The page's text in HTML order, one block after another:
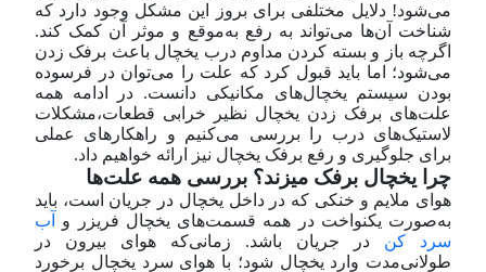
می‌شود! دلایل مختلفی برای بروز این مشکل وجود دارد که
شناخت آن‌ها می‌تواند به رفع به‌موقع و موثر آن کمک کند.
اگر‌چه باز و بسته کردن مداوم درب یخچال باعث برفک زدن
می‌شود؛ اما باید قبول کرد که علت را می‌توان در فرسوده
بودن سیستم یخچال‌های مکانیکی دانست. در ادامه همه
علت‌های برفک زدن یخچال نظیر خرابی قطعات،مشکلات
لاستیک‌های درب را بررسی می‌کنیم و راهکار‌های عملی
برای جلوگیری و رفع برفک یخچال نیز ارائه خواهیم داد.
چرا یخچال برفک میزند؟ بررسی همه علت‌ها
هوای ملایم و خنکی که در داخل یخچال در جریان است، باید
به‌صورت یکنواخت در همه قسمت‌های یخچال فریزر و
آب
سرد کن در جریان باشد. زمانی‌که هوای بیرون در
طولانی‌مدت وارد یخچال شود؛ با هوای سرد یخچال برخورد